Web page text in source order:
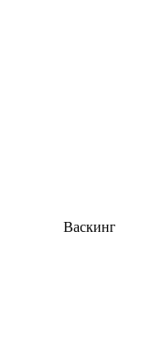
Васкинг